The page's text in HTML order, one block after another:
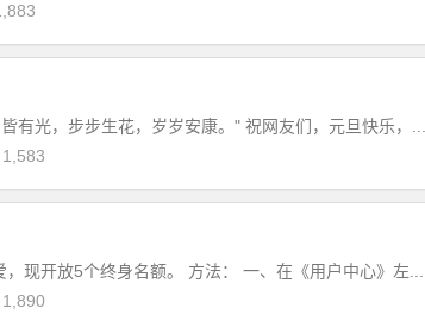
有光，步步生花，岁岁安康。" 祝网友们，元旦快乐，...
现开放5个终身名额。 方法： 一、在《用户中心》左...